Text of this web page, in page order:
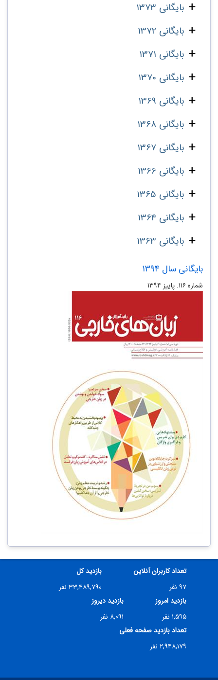
بایگانی 1373
بایگانی 1372
بایگانی 1371
بایگانی 1370
بایگانی 1369
بایگانی 1368
بایگانی 1367
بایگانی 1366
بایگانی 1365
بایگانی 1364
بایگانی 1363
بایگانی سال 1394
شماره ۱۱۶. پاییز ۱۳۹۴
تعداد کاربران آنلاین
۹۷ نفر
بازدید کل
۳۳,۴۸۹,۷۹۰ نفر
بازدید امروز
۱,۵۹۵ نفر
بازدید دیروز
۸,۰۹۱ نفر
تعداد بازدید صفحه فعلی
۲,۹۴۸,۱۷۹ نفر